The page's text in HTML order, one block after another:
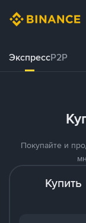
ЭкспрессP2P
Покупайте и
Купить